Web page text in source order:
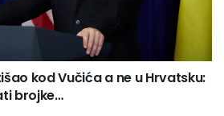
kod Vučića a ne u Hrvatsku:
brojke…